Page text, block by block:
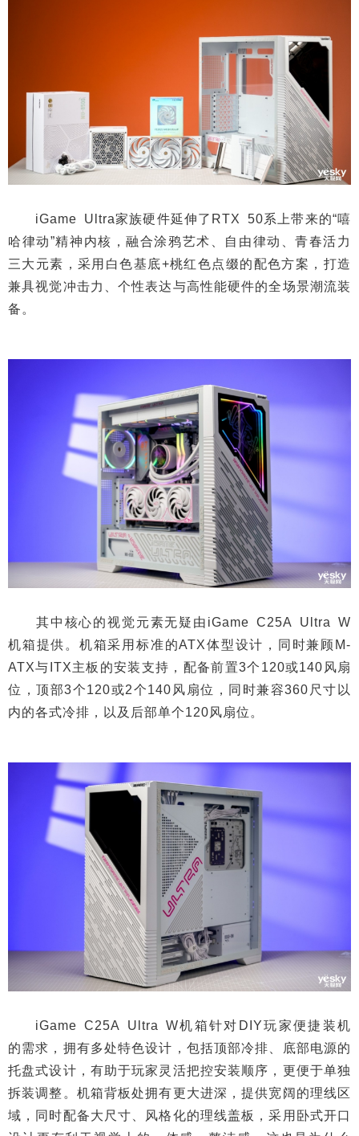
iGame Ultra家族硬件延伸了RTX 50系上带来的“嘻
哈律动”精神内核，融合涂鸦艺术、自由律动、青春活力
三大元素，采用白色基底+桃红色点缀的配色方案，打造
兼具视觉冲击力、个性表达与高性能硬件的全场景潮流装
备。
其中核心的视觉元素无疑由iGame C25A Ultra W
机箱提供。机箱采用标准的ATX体型设计，同时兼顾M-
ATX与ITX主板的安装支持，配备前置3个120或140风扇
位，顶部3个120或2个140风扇位，同时兼容360尺寸以
内的各式冷排，以及后部单个120风扇位。
iGame C25A Ultra W机箱针对DIY玩家便捷装机
的需求，拥有多处特色设计，包括顶部冷排、底部电源的
托盘式设计，有助于玩家灵活把控安装顺序，更便于单独
拆装调整。机箱背板处拥有更大进深，提供宽阔的理线区
域，同时配备大尺寸、风格化的理线盖板，采用卧式开口